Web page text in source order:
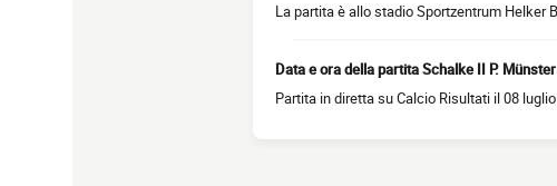
La partita è allo stadio Sportzentrum Helker
Data e ora della partita Schalke II P.
Partita in diretta su Calcio Risultati il 08